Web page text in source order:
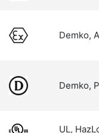
Demko,
Demko,
UL,